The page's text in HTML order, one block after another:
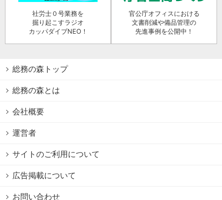
社労士０号業務を
掘り起こすラジオ
カッパダイブNEO！
官公庁オフィスにおける
文書削減や備品管理の
先進事例を公開中！
総務の森トップ
総務の森とは
会社概要
運営者
サイトのご利用について
広告掲載について
お問い合わせ